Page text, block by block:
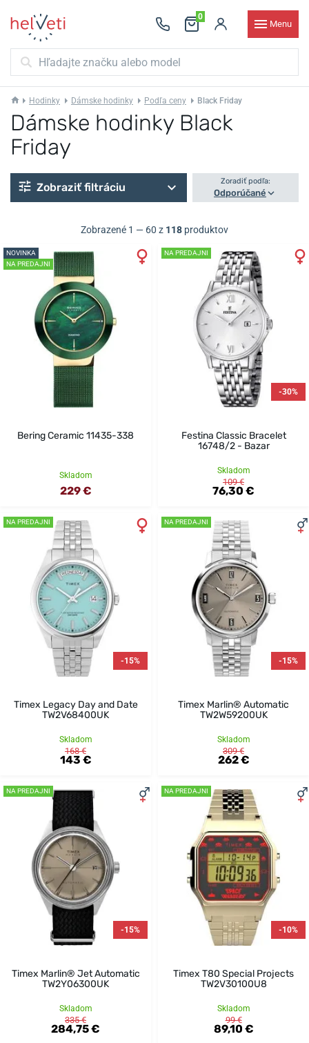
0
Menu
Hodinky Dámske hodinky Podľa ceny Black Friday
Dámske hodinky Black
Friday
Zobraziť filtráciu Zoradiť podľa:
Odporúčané
Zobrazené 1 — 60 z 118 produktov
NOVINKA
NA PREDAJNI
Bering Ceramic 11435-338
Skladom
229 €
NA PREDAJNI
-30%
Festina Classic Bracelet
16748/2 - Bazar
Skladom
109 €
76,30 €
NA PREDAJNI
-15%
Timex Legacy Day and Date
TW2V68400UK
Skladom
168 €
143 €
NA PREDAJNI
-15%
Timex Marlin® Automatic
TW2W59200UK
Skladom
309 €
262 €
NA PREDAJNI
-15%
Timex Marlin® Jet Automatic
TW2Y06300UK
Skladom
335 €
284,75 €
NA PREDAJNI
-10%
Timex T80 Special Projects
TW2V30100U8
Skladom
99 €
89,10 €